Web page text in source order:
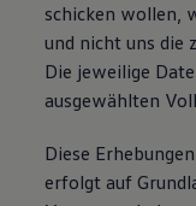
schicken wollen,
und nicht uns die
Die jeweilige
ausgewählten
Diese
erfolgt auf